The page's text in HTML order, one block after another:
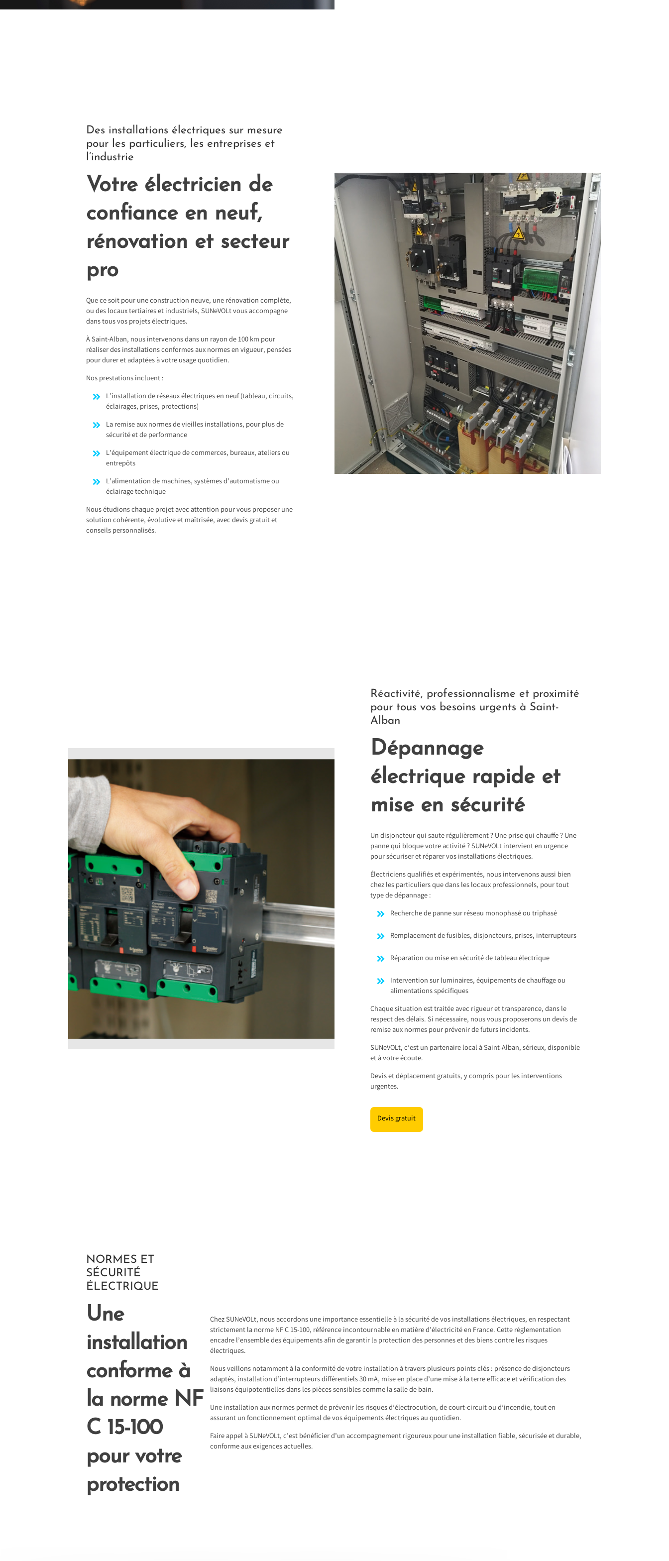
Des installations électriques sur mesure
pour les particuliers, les entreprises et
l’industrie
Votre électricien de
confiance en neuf,
rénovation et secteur
pro
Que ce soit pour une construction neuve, une rénovation complète,
ou des locaux tertiaires et industriels, SUNeVOLt vous accompagne
dans tous vos projets électriques.
À Saint-Alban, nous intervenons dans un rayon de 100 km pour
réaliser des installations conformes aux normes en vigueur, pensées
pour durer et adaptées à votre usage quotidien.
Nos prestations incluent :
L’installation de réseaux électriques en neuf (tableau, circuits,
éclairages, prises, protections)
La remise aux normes de vieilles installations, pour plus de
sécurité et de performance
L’équipement électrique de commerces, bureaux, ateliers ou
entrepôts
L’alimentation de machines, systèmes d’automatisme ou
éclairage technique
Nous étudions chaque projet avec attention pour vous proposer une
solution cohérente, évolutive et maîtrisée, avec devis gratuit et
conseils personnalisés.
Réactivité, professionnalisme et proximité
pour tous vos besoins urgents à Saint-
Alban
Dépannage
électrique rapide et
mise en sécurité
Un disjoncteur qui saute régulièrement ? Une prise qui chauffe ? Une
panne qui bloque votre activité ? SUNeVOLt intervient en urgence
pour sécuriser et réparer vos installations électriques.
Électriciens qualifiés et expérimentés, nous intervenons aussi bien
chez les particuliers que dans les locaux professionnels, pour tout
type de dépannage :
Recherche de panne sur réseau monophasé ou triphasé
Remplacement de fusibles, disjoncteurs, prises, interrupteurs
Réparation ou mise en sécurité de tableau électrique
Intervention sur luminaires, équipements de chauffage ou
alimentations spécifiques
Chaque situation est traitée avec rigueur et transparence, dans le
respect des délais. Si nécessaire, nous vous proposerons un devis de
remise aux normes pour prévenir de futurs incidents.
SUNeVOLt, c’est un partenaire local à Saint-Alban, sérieux, disponible
et à votre écoute.
Devis et déplacement gratuits, y compris pour les interventions
urgentes.
Devis gratuit
NORMES ET
SÉCURITÉ
ÉLECTRIQUE
Une
installation
conforme à
la norme NF
C 15-100
pour votre
protection
Chez SUNeVOLt, nous accordons une importance essentielle à la sécurité de vos installations électriques, en respectant
strictement la norme NF C 15-100, référence incontournable en matière d’électricité en France. Cette réglementation
encadre l’ensemble des équipements afin de garantir la protection des personnes et des biens contre les risques
électriques.
Nous veillons notamment à la conformité de votre installation à travers plusieurs points clés : présence de disjoncteurs
adaptés, installation d’interrupteurs différentiels 30 mA, mise en place d’une mise à la terre efficace et vérification des
liaisons équipotentielles dans les pièces sensibles comme la salle de bain.
Une installation aux normes permet de prévenir les risques d’électrocution, de court-circuit ou d’incendie, tout en
assurant un fonctionnement optimal de vos équipements électriques au quotidien.
Faire appel à SUNeVOLt, c’est bénéficier d’un accompagnement rigoureux pour une installation fiable, sécurisée et durable,
conforme aux exigences actuelles.